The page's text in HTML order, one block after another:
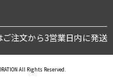
ご注文から3営業日内に発送
All Rights Reserved.